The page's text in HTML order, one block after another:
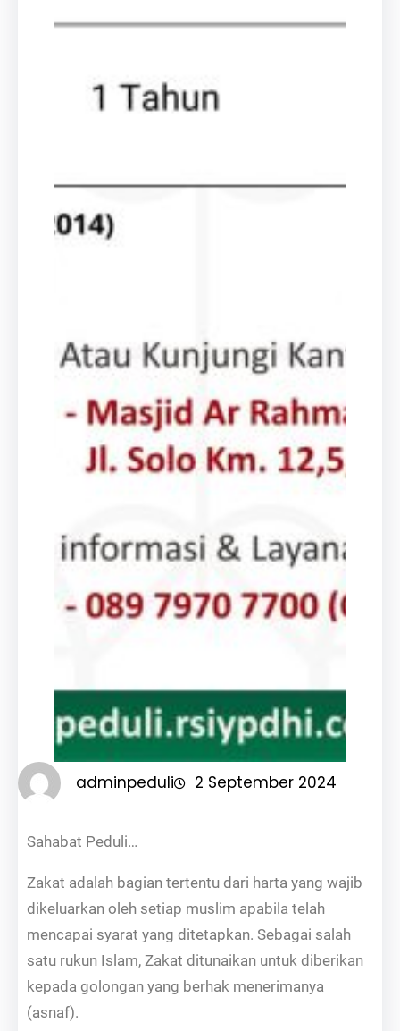
adminpeduli 2 September 2024
Sahabat Peduli…
Zakat adalah bagian tertentu dari harta yang wajib
dikeluarkan oleh setiap muslim apabila telah
mencapai syarat yang ditetapkan. Sebagai salah
satu rukun Islam, Zakat ditunaikan untuk diberikan
kepada golongan yang berhak menerimanya
(asnaf).